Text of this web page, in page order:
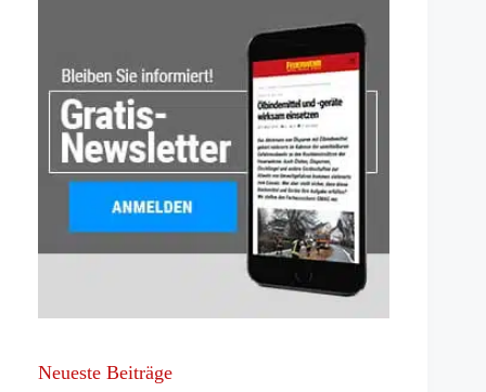
Neueste Beiträge